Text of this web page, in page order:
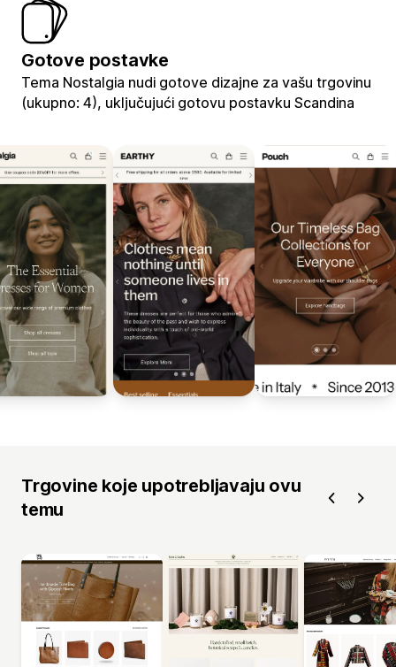
Gotove postavke
Tema Nostalgia nudi gotove dizajne za vašu trgovinu
(ukupno: 4), uključujući gotovu postavku Scandina
Trgovine koje upotrebljavaju ovu
temu